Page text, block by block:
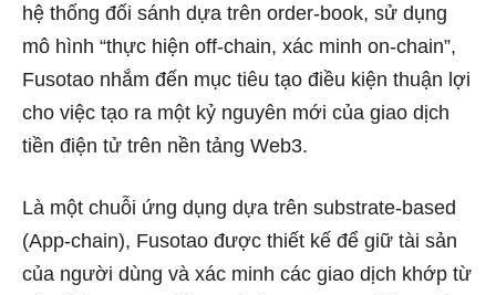
hệ thống đối sánh dựa trên order-book, sử dụng
mô hình “thực hiện off-chain, xác minh on-chain”,
Fusotao nhắm đến mục tiêu tạo điều kiện thuận lợi
cho việc tạo ra một kỷ nguyên mới của giao dịch
tiền điện tử trên nền tảng Web3.
Là một chuỗi ứng dụng dựa trên substrate-based
(App-chain), Fusotao được thiết kế để giữ tài sản
của người dùng và xác minh các giao dịch khớp từ